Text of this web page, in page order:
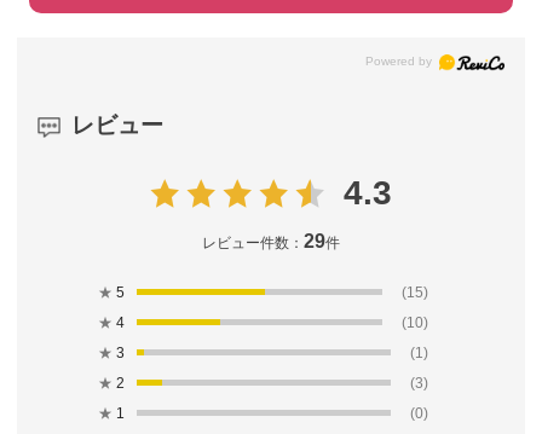
レビュー
4.3
レビュー件数： 29件
★ 5
(15)
★ 4
(10)
★ 3
(1)
★ 2
(3)
★ 1 (0)